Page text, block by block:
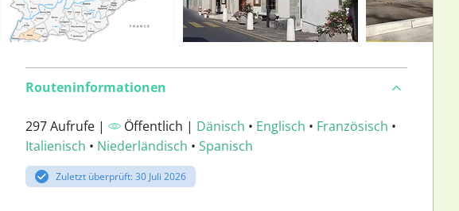
Routeninformationen
297 Aufrufe | Öffentlich | Dänisch • Englisch • Französisch •
Italienisch • Niederländisch • Spanisch
Zuletzt überprüft: 30 Juli 2026